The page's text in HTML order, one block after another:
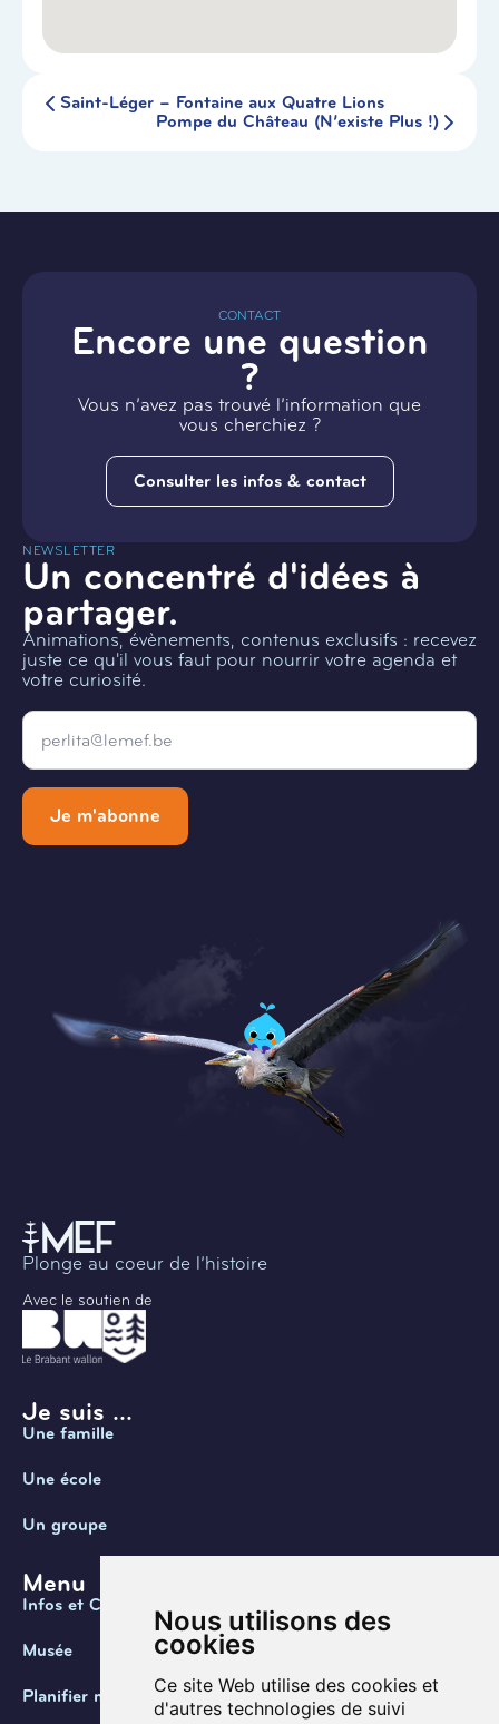
Nous utilisons des
cookies
Ce site Web utilise des cookies et
d'autres technologies de suivi
Saint-Léger – Fontaine aux Quatre Lions
Pompe du Château (N’existe Plus !)
CONTACT
Encore une question
?
Vous n’avez pas trouvé l’information que
vous cherchiez ?
Consulter les infos & contact
NEWSLETTER
Un concentré d'idées à
partager.
Animations, évènements, contenus exclusifs : recevez
juste ce qu'il vous faut pour nourrir votre agenda et
votre curiosité.
Email
Je m'abonne
Plonge au coeur de l’histoire
Avec le soutien de
Je suis ...
Une famille
Une école
Un groupe
Menu
Infos et Contact
Musée
Planifier ma visite